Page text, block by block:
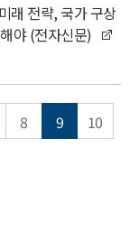
래 전략, 국가 구상
야 (전자신문)
8 9
10